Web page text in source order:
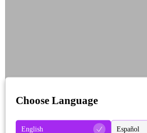
Choose Language
English Español